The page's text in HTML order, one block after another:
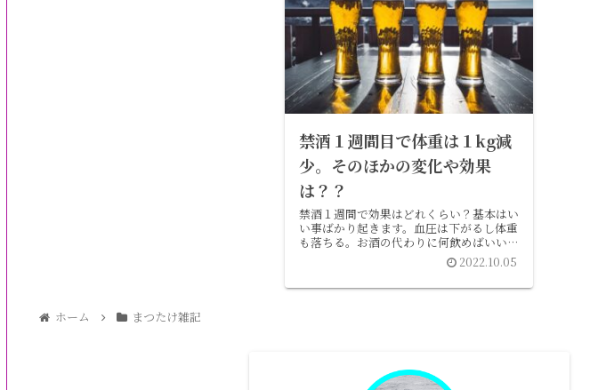
禁酒１週間目で体重は１kg減
少。そのほかの変化や効果
は？？
禁酒１週間で効果はどれくらい？基本はい
い事ばかり起きます。血圧は下がるし体重
も落ちる。お酒の代わりに何飲めばいい？
2022.10.05
ホーム まつたけ雑記